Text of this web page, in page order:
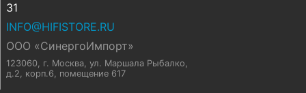
31
INFO@HIFISTORE.RU
ООО «СинергоИмпорт»
123060, г. Москва, ул. Маршала Рыбалко,
д.2, корп.6, помещение 617